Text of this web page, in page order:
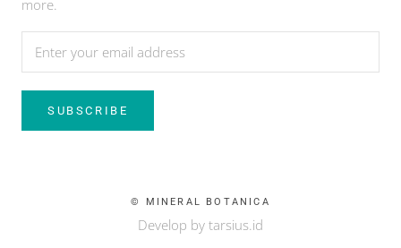
more.
SUBSCRIBE
© MINERAL BOTANICA
Develop by tarsius.id